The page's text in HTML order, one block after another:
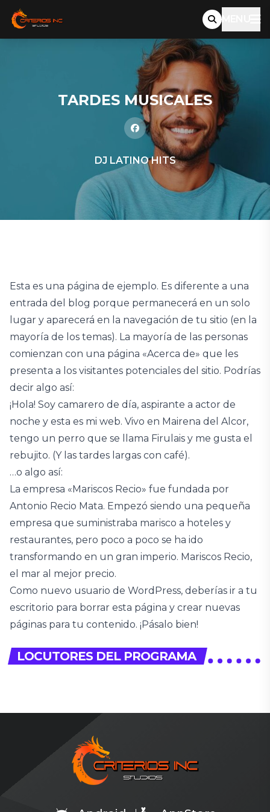
MENU
TARDES MUSICALES
DJ LATINO HITS
Esta es una página de ejemplo. Es diferente a una
entrada del blog porque permanecerá en un solo
lugar y aparecerá en la navegación de tu sitio (en la
mayoría de los temas). La mayoría de las personas
comienzan con una página «Acerca de» que les
presenta a los visitantes potenciales del sitio. Podrías
decir algo así:
¡Hola! Soy camarero de día, aspirante a actor de
noche y esta es mi web. Vivo en Mairena del Alcor,
tengo un perro que se llama Firulais y me gusta el
rebujito. (Y las tardes largas con café).
…o algo así:
La empresa «Mariscos Recio» fue fundada por
Antonio Recio Mata. Empezó siendo una pequeña
empresa que suministraba marisco a hoteles y
restaurantes, pero poco a poco se ha ido
transformando en un gran imperio. Mariscos Recio,
el mar al mejor precio.
Como nuevo usuario de WordPress, deberías ir a tu
escritorio para borrar esta página y crear nuevas
páginas para tu contenido. ¡Pásalo bien!
LOCUTORES DEL PROGRAMA
KAROL G